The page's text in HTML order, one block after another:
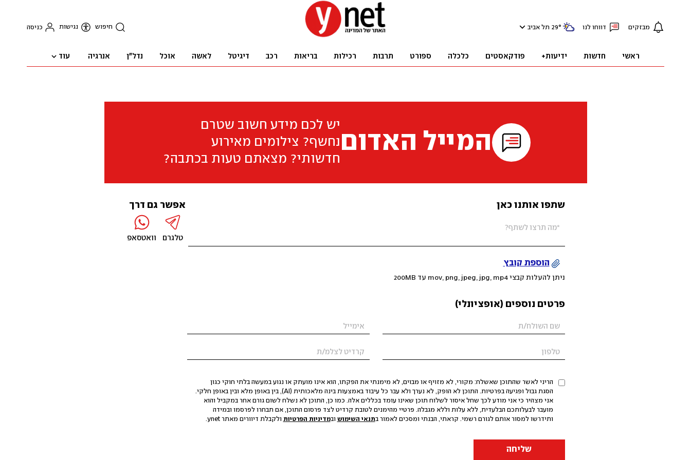
מבזקים דווחו לנו 29° תל אביב חיפוש נגישות כניסה
ראשי חדשות ידיעות+ פודקאסטים כלכלה ספורט תרבות רכילות בריאות רכב דיגיטל לאשה אוכל נדל"ן אנרגיה עוד
המייל האדום
יש לכם מידע חשוב שטרם
נחשף? צילומים מאירוע
חדשותי? מצאתם טעות בכתבה?
שתפו אותנו כאן
הוספת קובץ
ניתן להעלות קבצי mov, png, jpeg, jpg, mp4 עד 200MB
פרטים נוספים (אופציונלי)
הריני לאשר שהתוכן שאשלח: מקורי, לא מזויף או מבוים, לא מימנתי את הפקתו, הוא אינו מועתק או נגוע במעשה בלתי חוקי כגון
הסגת גבול ופגיעה בפרטיות. התוכן לא הופק, לא נערך ולא עבר כל עיבוד באמצעות בינה מלאכותית (AI), בין באופן מלא ובין באופן חלקי.
אני מצהיר כי אני מודע לכך שחל איסור לשלוח תוכן שאינו עומד בכללים אלה. כמו כן, התוכן לא נשלח לשום גורם אחר במקביל והוא
מועבר לבעלותכם הבלעדית, ללא עלות וללא מגבלה. פרטיי מהימנים לטובת קרדיט לצד פרסום התוכן, אם תבחרו לפרסמו ובמידה
ותידרשו למסור אותם לגורם רשמי. קראתי, הבנתי ומסכים לאמור בתנאי השימוש ובמדיניות הפרטיות ולקבלת דיוורים מאתר ynet.
שליחה
אפשר גם דרך
טלגרם וואטסאפ